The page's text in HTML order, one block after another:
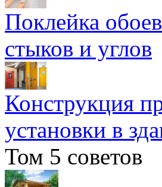
Поклейка
стыков и углов
Конструкция
установки в
Том 5 советов